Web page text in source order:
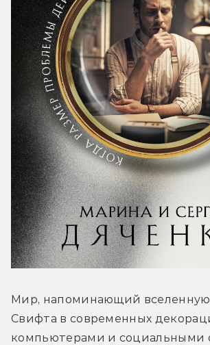
Мир, напоминающий
Свифта в современных
компьютерами и социальными